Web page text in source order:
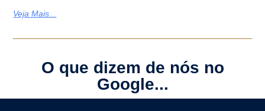
Veja Mais...
O que dizem de nós no
Google...